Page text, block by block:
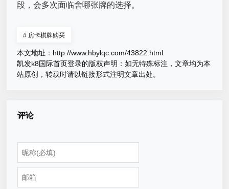
段，会多次面临舍哪张牌的选择。
# 房卡棋牌购买
本文地址： http://www.hbylqc.com/43822.html
凯发k8国际首页登录的版权声明：如无特殊标注，文章均为本
站原创，转载时请以链接形式注明文章出处。
评论